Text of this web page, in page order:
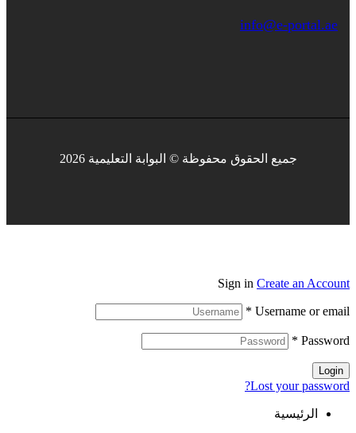
info@e-portal.ae
جميع الحقوق محفوظة © البوابة التعليمية 2026
Sign in Create an Account
Username or email
*
Password
*
Login
Lost your password?
الرئيسية